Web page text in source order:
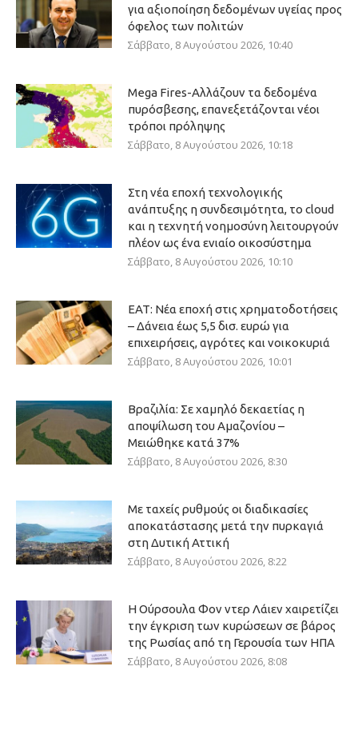
για αξιοποίηση δεδομένων υγείας προς
όφελος των πολιτών
Σάββατο, 8 Αυγούστου 2026, 10:40
Mega Fires-Αλλάζουν τα δεδομένα
πυρόσβεσης, επανεξετάζονται νέοι
τρόποι πρόληψης
Σάββατο, 8 Αυγούστου 2026, 10:18
Στη νέα εποχή τεχνολογικής
ανάπτυξης η συνδεσιμότητα, το cloud
και η τεχνητή νοημοσύνη λειτουργούν
πλέον ως ένα ενιαίο οικοσύστημα
Σάββατο, 8 Αυγούστου 2026, 10:10
ΕΑΤ: Νέα εποχή στις χρηματοδοτήσεις
– Δάνεια έως 5,5 δισ. ευρώ για
επιχειρήσεις, αγρότες και νοικοκυριά
Σάββατο, 8 Αυγούστου 2026, 10:01
Βραζιλία: Σε χαμηλό δεκαετίας η
αποψίλωση του Αμαζονίου –
Μειώθηκε κατά 37%
Σάββατο, 8 Αυγούστου 2026, 8:30
Με ταχείς ρυθμούς οι διαδικασίες
αποκατάστασης μετά την πυρκαγιά
στη Δυτική Αττική
Σάββατο, 8 Αυγούστου 2026, 8:22
Η Ούρσουλα Φον ντερ Λάιεν χαιρετίζει
την έγκριση των κυρώσεων σε βάρος
της Ρωσίας από τη Γερουσία των ΗΠΑ
Σάββατο, 8 Αυγούστου 2026, 8:08